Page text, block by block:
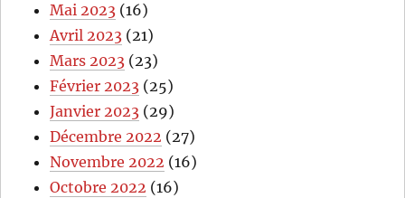
Mai 2023 (16)
Avril 2023 (21)
Mars 2023 (23)
Février 2023 (25)
Janvier 2023 (29)
Décembre 2022 (27)
Novembre 2022 (16)
Octobre 2022 (16)